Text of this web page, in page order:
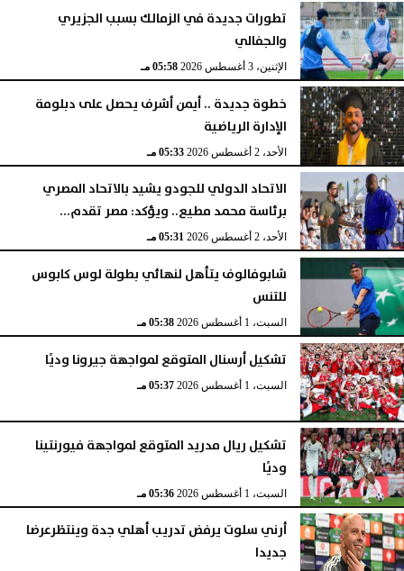
تطورات جديدة في الزمالك بسبب الجزيري
والجفالي
الإثنين، 3 أغسطس 2026 05:58 مـ
خطوة جديدة .. أيمن أشرف يحصل على دبلومة
الإدارة الرياضية
الأحد، 2 أغسطس 2026 05:33 مـ
الاتحاد الدولي للجودو يشيد بالاتحاد المصري
برئاسة محمد مطيع.. ويؤكد: مصر تقدم...
الأحد، 2 أغسطس 2026 05:31 مـ
شابوفالوف يتأهل لنهائي بطولة لوس كابوس
للتنس
السبت، 1 أغسطس 2026 05:38 مـ
تشكيل أرسنال المتوقع لمواجهة جيرونا وديًا
السبت، 1 أغسطس 2026 05:37 مـ
تشكيل ريال مدريد المتوقع لمواجهة فيورنتينا
وديًا
السبت، 1 أغسطس 2026 05:36 مـ
أرني سلوت يرفض تدريب أهلي جدة وينتظرعرضا
جديدا